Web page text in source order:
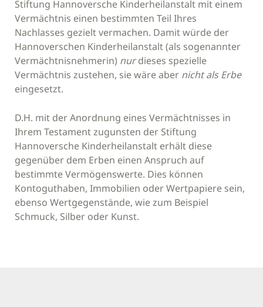
Stiftung Hannoversche Kinderheilanstalt mit einem
Vermächtnis einen bestimmten Teil Ihres
Nachlasses gezielt vermachen. Damit würde der
Hannoverschen Kinderheilanstalt (als sogenannter
Vermächtnisnehmerin) nurdieses spezielle
Vermächtnis zustehen, sie wäre aber nicht als Erbe
eingesetzt.
D.H. mit der Anordnung eines Vermächtnisses in
Ihrem Testament zugunsten der Stiftung
Hannoversche Kinderheilanstalt erhält diese
gegenüber dem Erben einen Anspruch auf
bestimmte Vermögenswerte. Dies können
Kontoguthaben, Immobilien oder Wertpapiere sein,
ebenso Wertgegenstände, wie zum Beispiel
Schmuck, Silber oder Kunst.